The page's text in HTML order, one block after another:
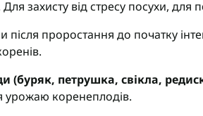
захисту від стресу посухи, для
після проростання до початку
(буряк, петрушка, свікла,
коренеплодів.